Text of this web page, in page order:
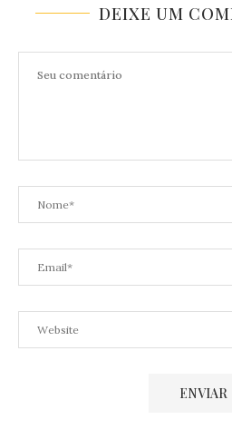
DEIXE UM